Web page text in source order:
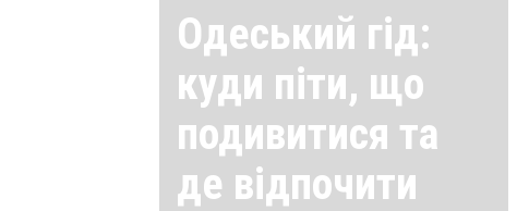
Одеський гід:
куди піти, що
подивитися та
де відпочити